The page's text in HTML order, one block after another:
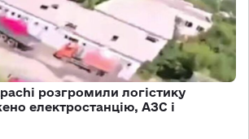
розгромили логістику
електростанцію, АЗС і